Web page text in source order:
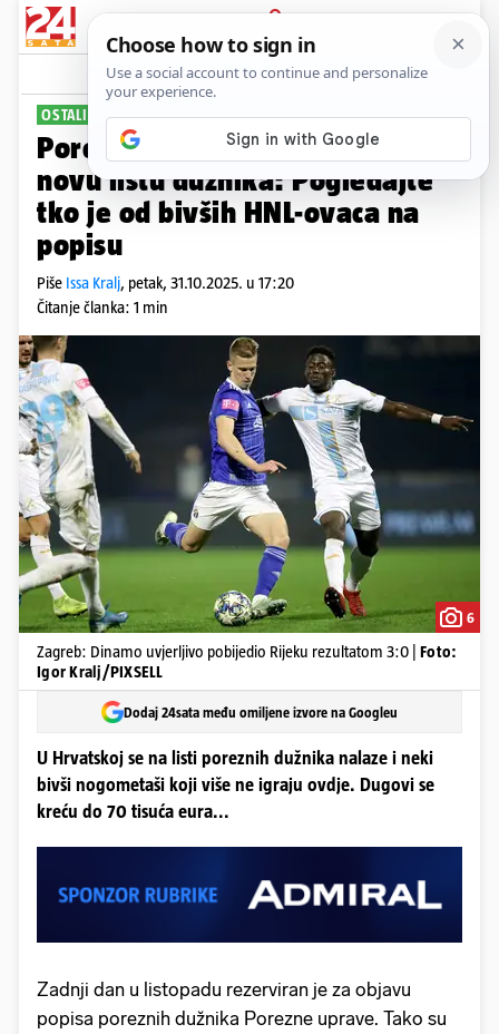
PRIJAVA
Sport Komentari
OSTALI DUŽNI
Porezna uprava je objavila
novu listu dužnika: Pogledajte
tko je od bivših HNL-ovaca na
popisu
Piše Issa Kralj, petak, 31.10.2025. u 17:20
Čitanje članka: 1 min
6
Zagreb: Dinamo uvjerljivo pobijedio Rijeku rezultatom 3:0 | Foto:
Igor Kralj/PIXSELL
Dodaj 24sata među omiljene izvore na Googleu
U Hrvatskoj se na listi poreznih dužnika nalaze i neki
bivši nogometaši koji više ne igraju ovdje. Dugovi se
kreću do 70 tisuća eura...
Zadnji dan u listopadu rezerviran je za objavu
popisa poreznih dužnika Porezne uprave. Tako su